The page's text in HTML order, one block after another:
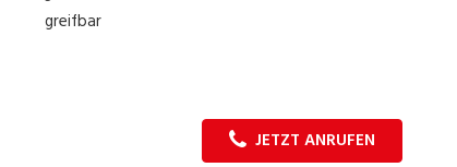
greifbar
JETZT ANRUFEN